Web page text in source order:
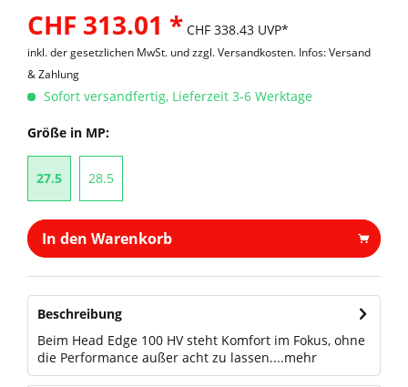
CHF 313.01 * CHF 338.43 UVP*
inkl. der gesetzlichen MwSt. undzzgl. Versandkosten. Infos: Versand
& Zahlung
Sofort versandfertig, Lieferzeit 3-6 Werktage
Größe in MP:
27.5 28.5
In den Warenkorb
Beschreibung
Beim Head Edge 100 HV steht Komfort im Fokus, ohne
die Performance außer acht zu lassen....mehr